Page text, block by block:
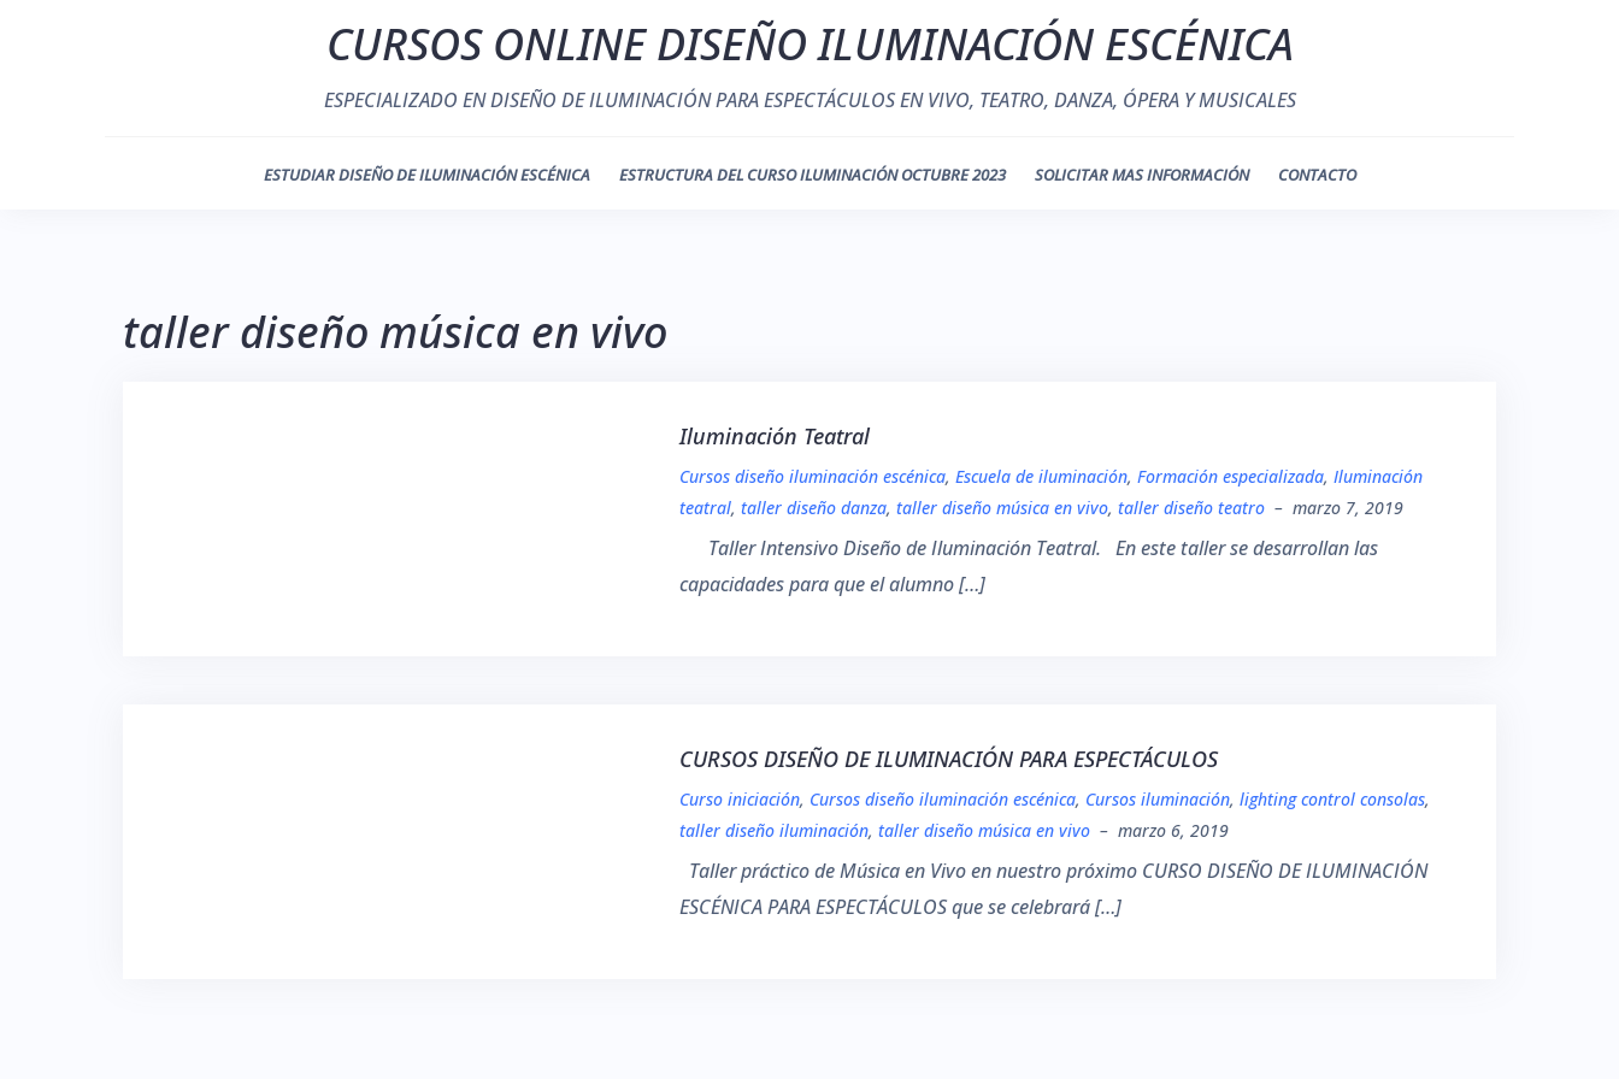
CURSOS ONLINE DISEÑO ILUMINACIÓN ESCÉNICA
ESPECIALIZADO EN DISEÑO DE ILUMINACIÓN PARA ESPECTÁCULOS EN VIVO, TEATRO, DANZA, ÓPERA Y MUSICALES
ESTUDIAR DISEÑO DE ILUMINACIÓN ESCÉNICA ESTRUCTURA DEL CURSO ILUMINACIÓN OCTUBRE 2023 SOLICITAR MAS INFORMACIÓN CONTACTO
taller diseño música en vivo
Iluminación Teatral
Cursos diseño iluminación escénica, Escuela de iluminación, Formación especializada, Iluminación
teatral, taller diseño danza, taller diseño música en vivo, taller diseño teatro – marzo 7, 2019
Taller Intensivo Diseño de Iluminación Teatral. En este taller se desarrollan las
capacidades para que el alumno […]
CURSOS DISEÑO DE ILUMINACIÓN PARA ESPECTÁCULOS
Curso iniciación, Cursos diseño iluminación escénica, Cursos iluminación, lighting control consolas,
taller diseño iluminación, taller diseño música en vivo – marzo 6, 2019
Taller práctico de Música en Vivo en nuestro próximo CURSO DISEÑO DE ILUMINACIÓN
ESCÉNICA PARA ESPECTÁCULOS que se celebrará […]